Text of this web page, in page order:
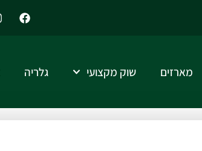
מארזים שוק מקצועי גלריה